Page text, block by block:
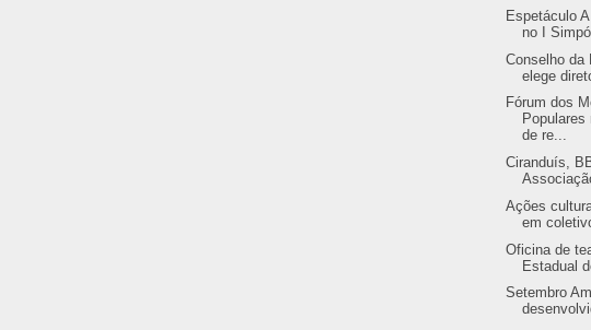
Espetáculo
no I
Conselho da
elege
Fórum dos
Populares
de re...
Ciranduís,
Ações
em
Oficina de
Estadual
Setembro